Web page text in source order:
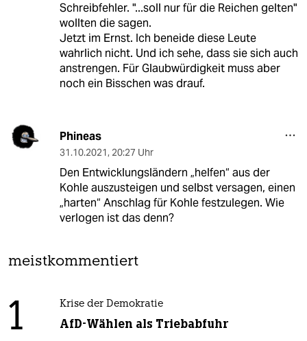
Schreibfehler. "...soll nur für die Reichen gelten"
wollten die sagen.
Jetzt im Ernst. Ich beneide diese Leute
wahrlich nicht. Und ich sehe, dass sie sich auch
anstrengen. Für Glaubwürdigkeit muss aber
noch ein Bisschen was drauf.
Phineas
31.10.2021, 20:27 Uhr
Den Entwicklungsländern „helfen“ aus der
Kohle auszusteigen und selbst versagen, einen
„harten“ Anschlag für Kohle festzulegen. Wie
verlogen ist das denn?
meistkommentiert
1 Krise der Demokratie
AfD-Wählen als Triebabfuhr